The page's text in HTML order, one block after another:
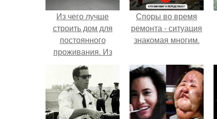
Из чего лучше
строить дом для
постоянного
проживания. Из
чего построить дом
для постоянного
проживания
Споры во время
ремонта - ситуация
знакомая многим.